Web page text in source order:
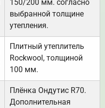
150/200 мм. согласно
выбранной толщине
утепления.
Плитный утеплитель
Rockwool, толщиной
100 мм.
Плёнка Ондутис R70.
Дополнительная